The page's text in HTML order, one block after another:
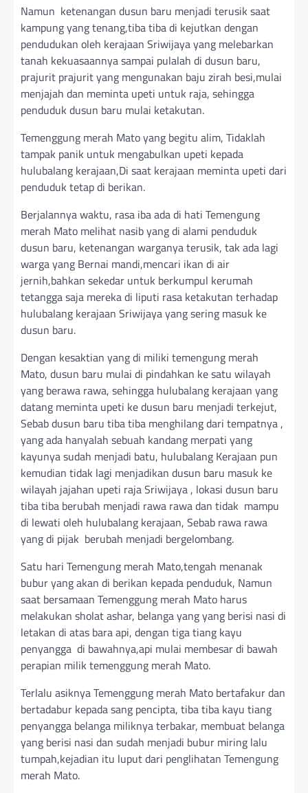
Namun ketenangan dusun baru menjadi terusik saat
kampung yang tenang,tiba tiba di kejutkan dengan
pendudukan oleh kerajaan Sriwijaya yang melebarkan
tanah kekuasaannya sampai pulalah di dusun baru,
prajurit prajurit yang mengunakan baju zirah besi,mulai
menjajah dan meminta upeti untuk raja, sehingga
penduduk dusun baru mulai ketakutan.
Temenggung merah Mato yang begitu alim, Tidaklah
tampak panik untuk mengabulkan upeti kepada
hulubalang kerajaan,Di saat kerajaan meminta upeti dari
penduduk tetap di berikan.
Berjalannya waktu, rasa iba ada di hati Temengung
merah Mato melihat nasib yang di alami penduduk
dusun baru, ketenangan warganya terusik, tak ada lagi
warga yang Bernai mandi,mencari ikan di air
jernih,bahkan sekedar untuk berkumpul kerumah
tetangga saja mereka di liputi rasa ketakutan terhadap
hulubalang kerajaan Sriwijaya yang sering masuk ke
dusun baru.
Dengan kesaktian yang di miliki temengung merah
Mato, dusun baru mulai di pindahkan ke satu wilayah
yang berawa rawa, sehingga hulubalang kerajaan yang
datang meminta upeti ke dusun baru menjadi terkejut,
Sebab dusun baru tiba tiba menghilang dari tempatnya ,
yang ada hanyalah sebuah kandang merpati yang
kayunya sudah menjadi batu, hulubalang Kerajaan pun
kemudian tidak lagi menjadikan dusun baru masuk ke
wilayah jajahan upeti raja Sriwijaya , lokasi dusun baru
tiba tiba berubah menjadi rawa rawa dan tidak mampu
di lewati oleh hulubalang kerajaan, Sebab rawa rawa
yang di pijak berubah menjadi bergelombang.
Satu hari Temengung merah Mato,tengah menanak
bubur yang akan di berikan kepada penduduk, Namun
saat bersamaan Temenggung merah Mato harus
melakukan sholat ashar, belanga yang yang berisi nasi di
letakan di atas bara api, dengan tiga tiang kayu
penyangga di bawahnya,api mulai membesar di bawah
perapian milik temenggung merah Mato.
Terlalu asiknya Temenggung merah Mato bertafakur dan
bertadabur kepada sang pencipta, tiba tiba kayu tiang
penyangga belanga miliknya terbakar, membuat belanga
yang berisi nasi dan sudah menjadi bubur miring lalu
tumpah,kejadian itu luput dari penglihatan Temengung
merah Mato.